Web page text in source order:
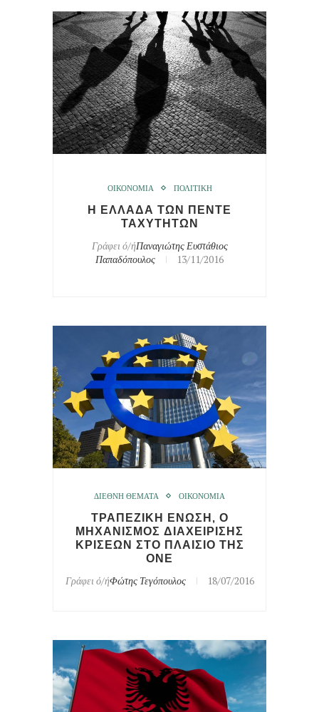
ΟΙΚΟΝΟΜΙΑ ΠΟΛΙΤΙΚΗ
Η ΕΛΛΑΔΑ ΤΩΝ ΠΕΝΤΕ
ΤΑΧΥΤΗΤΩΝ
Γράφει ό/ήΠαναγιώτης Ευστάθιος
Παπαδόπουλος
13/11/2016
ΔΙΕΘΝΗ ΘΕΜΑΤΑ ΟΙΚΟΝΟΜΙΑ
ΤΡΑΠΕΖΙΚΗ ΕΝΩΣΗ, Ο
ΜΗΧΑΝΙΣΜΟΣ ΔΙΑΧΕΙΡΙΣΗΣ
ΚΡΙΣΕΩΝ ΣΤΟ ΠΛΑΙΣΙΟ ΤΗΣ
ΟΝΕ
Γράφει ό/ήΦώτης Τεγόπουλος 18/07/2016